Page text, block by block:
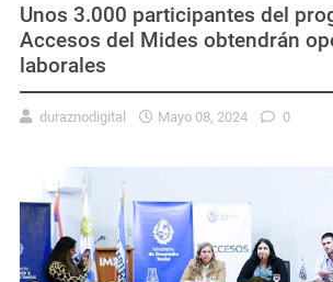
Unos 3.000 participantes del
Accesos del Mides obtendrán
laborales
duraznodigital Mayo 08, 2024 0